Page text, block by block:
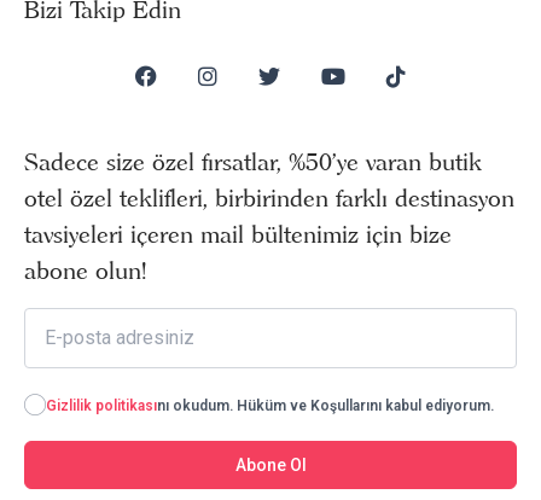
Bizi Takip Edin
Sadece size özel fırsatlar, %50’ye varan butik
otel özel teklifleri, birbirinden farklı destinasyon
tavsiyeleri içeren mail bültenimiz için bize
abone olun!
Gizlilik politikasını okudum. Hüküm ve Koşullarını kabul ediyorum.
Abone Ol